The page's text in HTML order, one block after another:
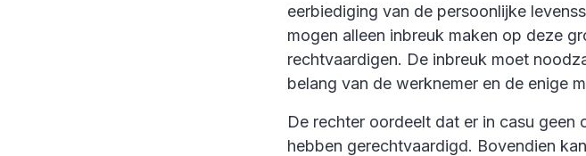
eerbiediging van de persoonlijke
mogen alleen inbreuk maken op deze
rechtvaardigen. De inbreuk moet
belang van de werknemer en de enige
De rechter oordeelt dat er in casu geen
hebben gerechtvaardigd. Bovendien